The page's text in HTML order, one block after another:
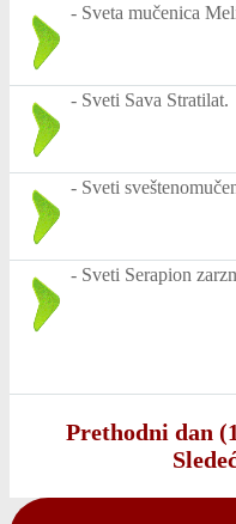
- Sveta mučenica
- Sveti Sava Stratilat.
- Sveti
- Sveti Serapion
Prethodni dan